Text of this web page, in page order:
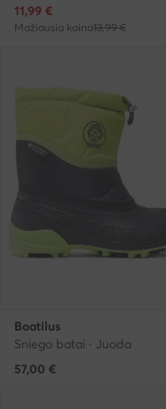
Dabartinė kaina
11,99 €
Mažiausia kaina13,99 €
Boatilus
Sniego batai · Juoda
57,00 €